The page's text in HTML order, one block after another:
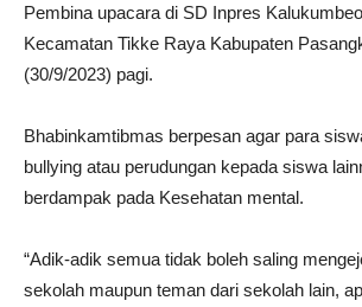
Pembina upacara di SD Inpres
Kecamatan Tikke Raya Kabupaten
(30/9/2023) pagi.
Bhabinkamtibmas berpesan agar para
bullying atau perudungan kepada siswa
berdampak pada Kesehatan mental.
“Adik-adik semua tidak boleh saling
sekolah maupun teman dari sekolah lain,